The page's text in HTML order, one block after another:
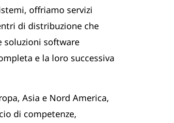
offriamo servizi
di distribuzione che
soluzioni software
e la loro successiva
Asia e Nord America,
di competenze,